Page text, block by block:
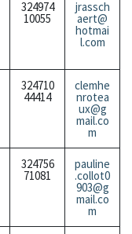
324974
10055
jrassch
aert@
hotmai
l.com
324710
44414
clemhe
nrotea
ux@g
mail.co
m
324756
71081
pauline
.collot0
903@g
mail.co
m